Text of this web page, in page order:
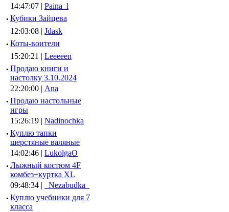
14:47:07 | Paina_l
· Кубики Зайцева
12:03:08 | Jdask
· Коты-воители
15:20:21 | Leeeeen
· Продаю книги и
настолку 3.10.2024
22:20:00 | Ana
· Продаю настольные
игры
15:26:19 | Nadinochka
· Куплю тапки
шерстяные валяные
14:02:46 | LukolgaO
· Лыжный костюм 4F
комбез+куртка XL
09:48:34 |
_Nezabudka_
· Куплю учебники для 7
класса